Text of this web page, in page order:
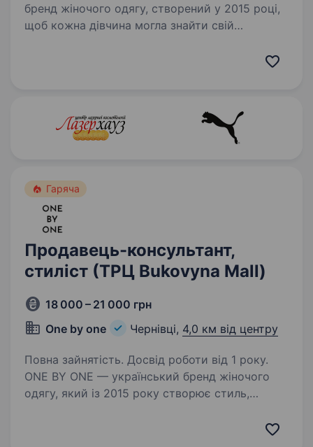
бренд жіночого одягу, створений у 2015 році,
щоб кожна дівчина могла знайти свій
у собі. Ми розширюємося, оновлюємо колекції
Гаряча
Продавець-консультант,
стиліст (ТРЦ Bukovyna Mall)
18 000 – 21 000 грн
One by one
Чернівці, 4,0 км від центру
Повна зайнятість. Досвід роботи від 1 року.
ONE BY ONE — український бренд жіночого
одягу, який із 2015 року створює стиль,